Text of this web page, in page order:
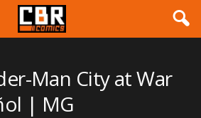
Man City at War
| MG